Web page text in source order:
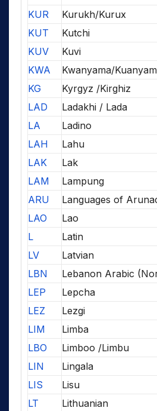
KUR
Kurukh/Kurux
KUT
Kutchi
KUV
Kuvi
KWA
Kwanyama/
KG
Kyrgyz /Kirghiz
LAD
Ladakhi / Lada
LA
Ladino
LAH
Lahu
LAK
Lak
LAM
Lampung
ARU
Languages of
LAO
Lao
L
Latin
LV
Latvian
LBN
Lebanon Arabic
LEP
Lepcha
LEZ
Lezgi
LIM
Limba
LBO
Limboo /Limbu
LIN
Lingala
LIS
Lisu
LT
Lithuanian